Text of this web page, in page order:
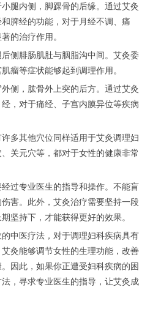
腿内侧，脚踝骨的后缘。通过艾灸
脾经的功能，对于月经不调、痛
的治疗作用。
侧腓肠肌肚与胭脂沟中间。艾灸委
瘤等症状能够起到调理作用。
侧，肱骨外上突的后方。通过艾灸
，对于痛经、子宫内膜异位等疾病
多其他穴位同样适用于艾灸调理妇
关元穴等，都对于女性的健康非常
过专业医生的指导和操作。不能盲
害。此外，艾灸治疗需要坚持一段
坚持下，才能获得更好的效果。
中医疗法，对于调理妇科疾病具有
灸能够调节女性的生理功能，改善
因此，如果你正遭受妇科疾病的困
，寻求专业医生的指导，让艾灸成